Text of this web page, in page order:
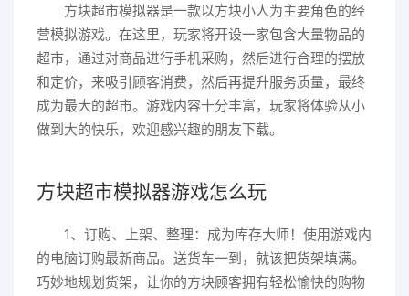
方块超市模拟器是一款以方块小人为主要角色的经
营模拟游戏。在这里，玩家将开设一家包含大量物品的
超市，通过对商品进行手机采购，然后进行合理的摆放
和定价，来吸引顾客消费，然后再提升服务质量，最终
成为最大的超市。游戏内容十分丰富，玩家将体验从小
做到大的快乐，欢迎感兴趣的朋友下载。
方块超市模拟器游戏怎么玩
1、订购、上架、整理：成为库存大师！使用游戏内
的电脑订购最新商品。送货车一到，就该把货架填满。
巧妙地规划货架，让你的方块顾客拥有轻松愉快的购物